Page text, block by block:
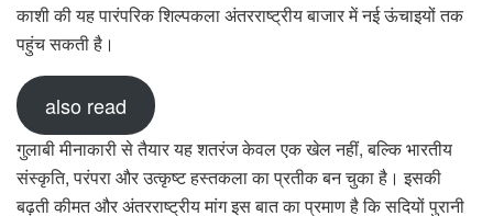
काशी की यह पारंपरिक शिल्पकला अंतरराष्ट्रीय बाजार में नई ऊंचाइयों तक
पहुंच सकती है।
also read
गुलाबी मीनाकारी से तैयार यह शतरंज केवल एक खेल नहीं, बल्कि भारतीय
संस्कृति, परंपरा और उत्कृष्ट हस्तकला का प्रतीक बन चुका है। इसकी
बढ़ती कीमत और अंतरराष्ट्रीय मांग इस बात का प्रमाण है कि सदियों पुरानी